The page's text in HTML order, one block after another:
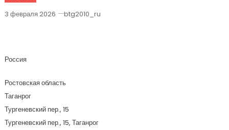
3 февраля 2026 btg2010_ru
Россия
Ростовская область
Таганрог
Тургеневский пер., 15
Тургеневский пер., 15, Таганрог